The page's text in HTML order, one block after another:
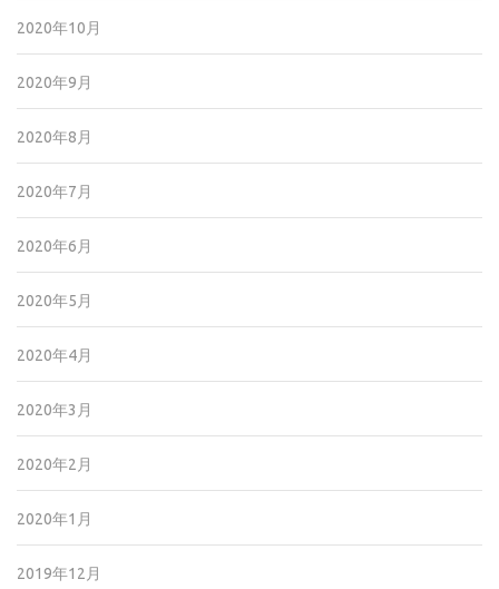
2020年10月
2020年9月
2020年8月
2020年7月
2020年6月
2020年5月
2020年4月
2020年3月
2020年2月
2020年1月
2019年12月